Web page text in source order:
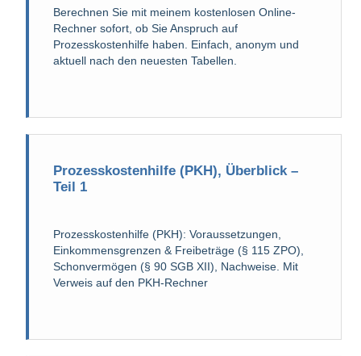
Berechnen Sie mit meinem kostenlosen Online-
Rechner sofort, ob Sie Anspruch auf
Prozesskostenhilfe haben. Einfach, anonym und
aktuell nach den neuesten Tabellen.
Prozesskostenhilfe (PKH), Überblick –
Teil 1
Prozesskostenhilfe (PKH): Voraussetzungen,
Einkommensgrenzen & Freibeträge (§ 115 ZPO),
Schonvermögen (§ 90 SGB XII), Nachweise. Mit
Verweis auf den PKH-Rechner